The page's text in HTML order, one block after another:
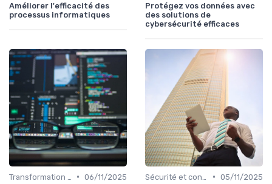
Améliorer l'efficacité des
processus informatiques
Protégez vos données avec
des solutions de
cybersécurité efficaces
• 06/11/2025
• 05/11/2025